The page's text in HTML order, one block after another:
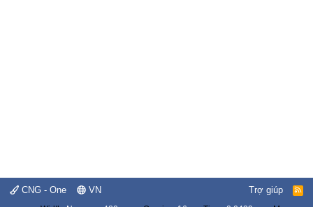
CNG - One VN Trợ giúp
R